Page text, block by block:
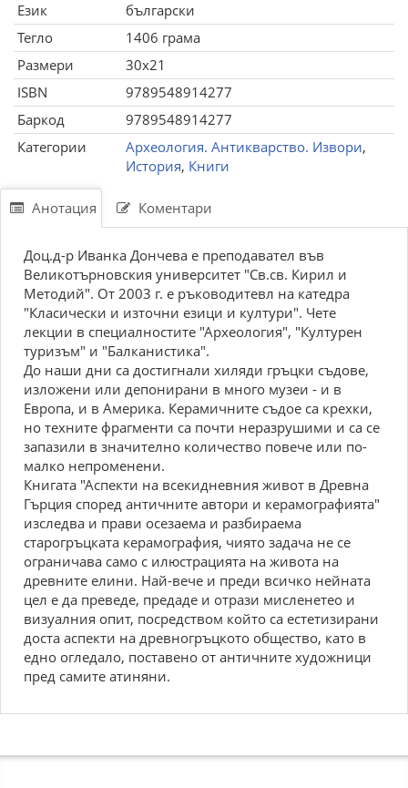
Език
български
Тегло
1406 грама
Размери
30x21
ISBN
9789548914277
Баркод
9789548914277
Категории
Археология. Антикварство. Извори,
История, Книги
Анотация Коментари
Доц.д-р Иванка Дончева е преподавател във
Великотърновския университет "Св.св. Кирил и
Методий". От 2003 г. е ръководитевл на катедра
"Класически и източни езици и култури". Чете
лекции в специалностите "Археология", "Културен
туризъм" и "Балканистика".
До наши дни са достигнали хиляди гръцки съдове,
изложени или депонирани в много музеи - и в
Европа, и в Америка. Керамичните съдое са крехки,
но техните фрагменти са почти неразрушими и са се
запазили в значително количество повече или по-
малко непроменени.
Книгата "Аспекти на всекидневния живот в Древна
Гърция според античните автори и керамографията"
изследва и прави осезаема и разбираема
старогръцката керамография, чиято задача не се
ограничава само с илюстрацията на живота на
древните елини. Най-вече и преди всичко нейната
цел е да преведе, предаде и отрази мисленетео и
визуалния опит, посредством който са естетизирани
доста аспекти на древногръцкото общество, като в
едно огледало, поставено от античните художници
пред самите атиняни.